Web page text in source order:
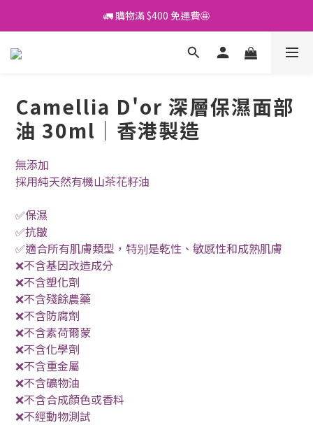
🚛 購物滿 $400 免運費🤩
🚛 購物滿 $400 免運費🤩
登記成為會員，盡享專屬優惠！
🚛 購物滿 $400 免運費🤩
Camellia D'or 深層保濕面部
油 30ml｜香港製造
無添加
採用純天然有機山茶花籽油
✅保濕
✅抗皺
✅適合所有肌膚類型，特别是乾性、敏感性和成熟肌膚
❌不含基因改造成分
❌不含塑化劑
❌不含殘餘農藥
❌不含防腐劑
❌不含素荷爾蒙
❌不含化學劑
❌不含重金屬
❌不含礦物油
❌不含合成顏色或香料
❌不經動物測試